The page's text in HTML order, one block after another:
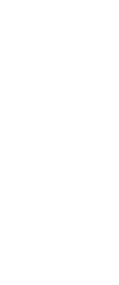
la liseuse à
de mise